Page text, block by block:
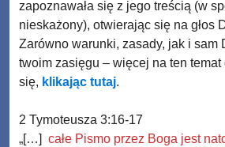
zapoznawała się z jego treścią (w
nieskażony), otwierając się na głos
Zarówno warunki, zasady, jak i sam
twoim zasięgu – więcej na ten temat
się, klikając tutaj.
2 Tymoteusza 3:16-17
„[…]
całe Pismo przez Boga jest